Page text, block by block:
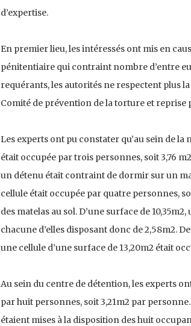
d’expertise.
En premier lieu, les intéressés ont mis en
pénitentiaire qui contraint nombre d’entre
requérants, les autorités ne respectent plus
Comité de prévention de la torture et reprise
Les experts ont pu constater qu’au sein de la
était occupée par trois personnes, soit 3,76
un détenu était contraint de dormir sur un
cellule était occupée par quatre personnes,
des matelas au sol. D’une surface de
chacune d’elles disposant donc de 2,58m2.
une cellule d’une surface de 13,20m2 était
Au sein du centre de détention, les experts
par huit personnes, soit 3,21m2 par
étaient mises à la disposition des huit